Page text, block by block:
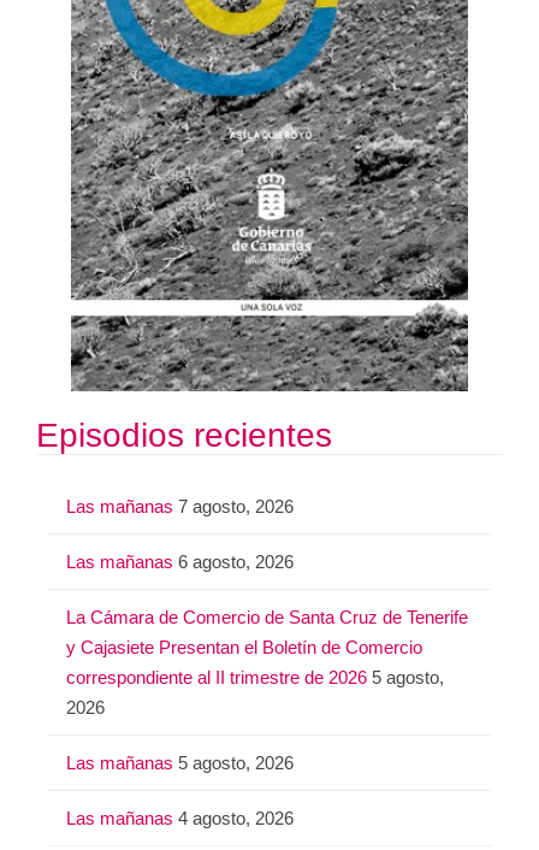
Episodios recientes
Las mañanas 7 agosto, 2026
Las mañanas 6 agosto, 2026
La Cámara de Comercio de Santa Cruz de Tenerife
y Cajasiete Presentan el Boletín de Comercio
correspondiente al II trimestre de 2026 5 agosto,
2026
Las mañanas 5 agosto, 2026
Las mañanas 4 agosto, 2026